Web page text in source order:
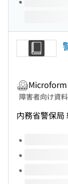
Microform
障害者向け資
内務省警保局
Volumes of this